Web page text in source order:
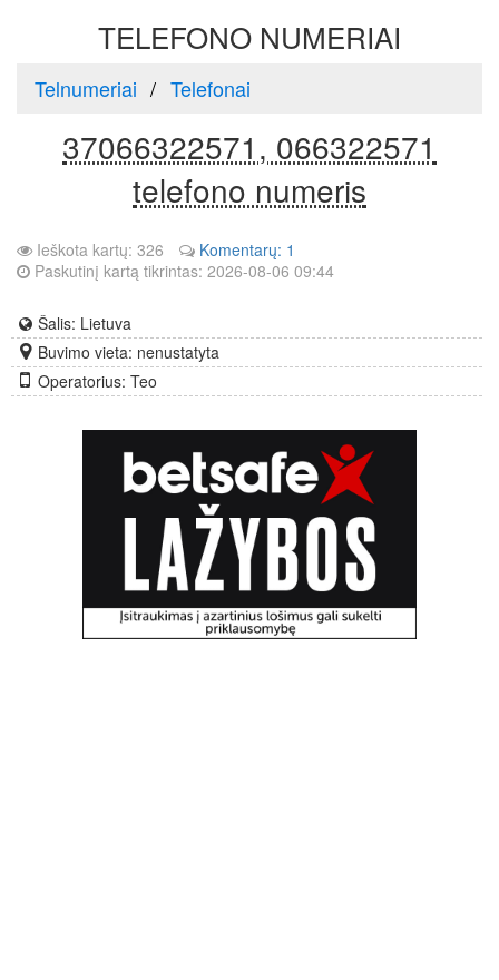
TELEFONO NUMERIAI
Telnumeriai Telefonai
37066322571, 066322571
telefono numeris
Ieškota kartų: 326
Komentarų: 1
Paskutinį kartą tikrintas: 2026-08-06 09:44
Šalis: Lietuva
Buvimo vieta: nenustatyta
Operatorius: Teo